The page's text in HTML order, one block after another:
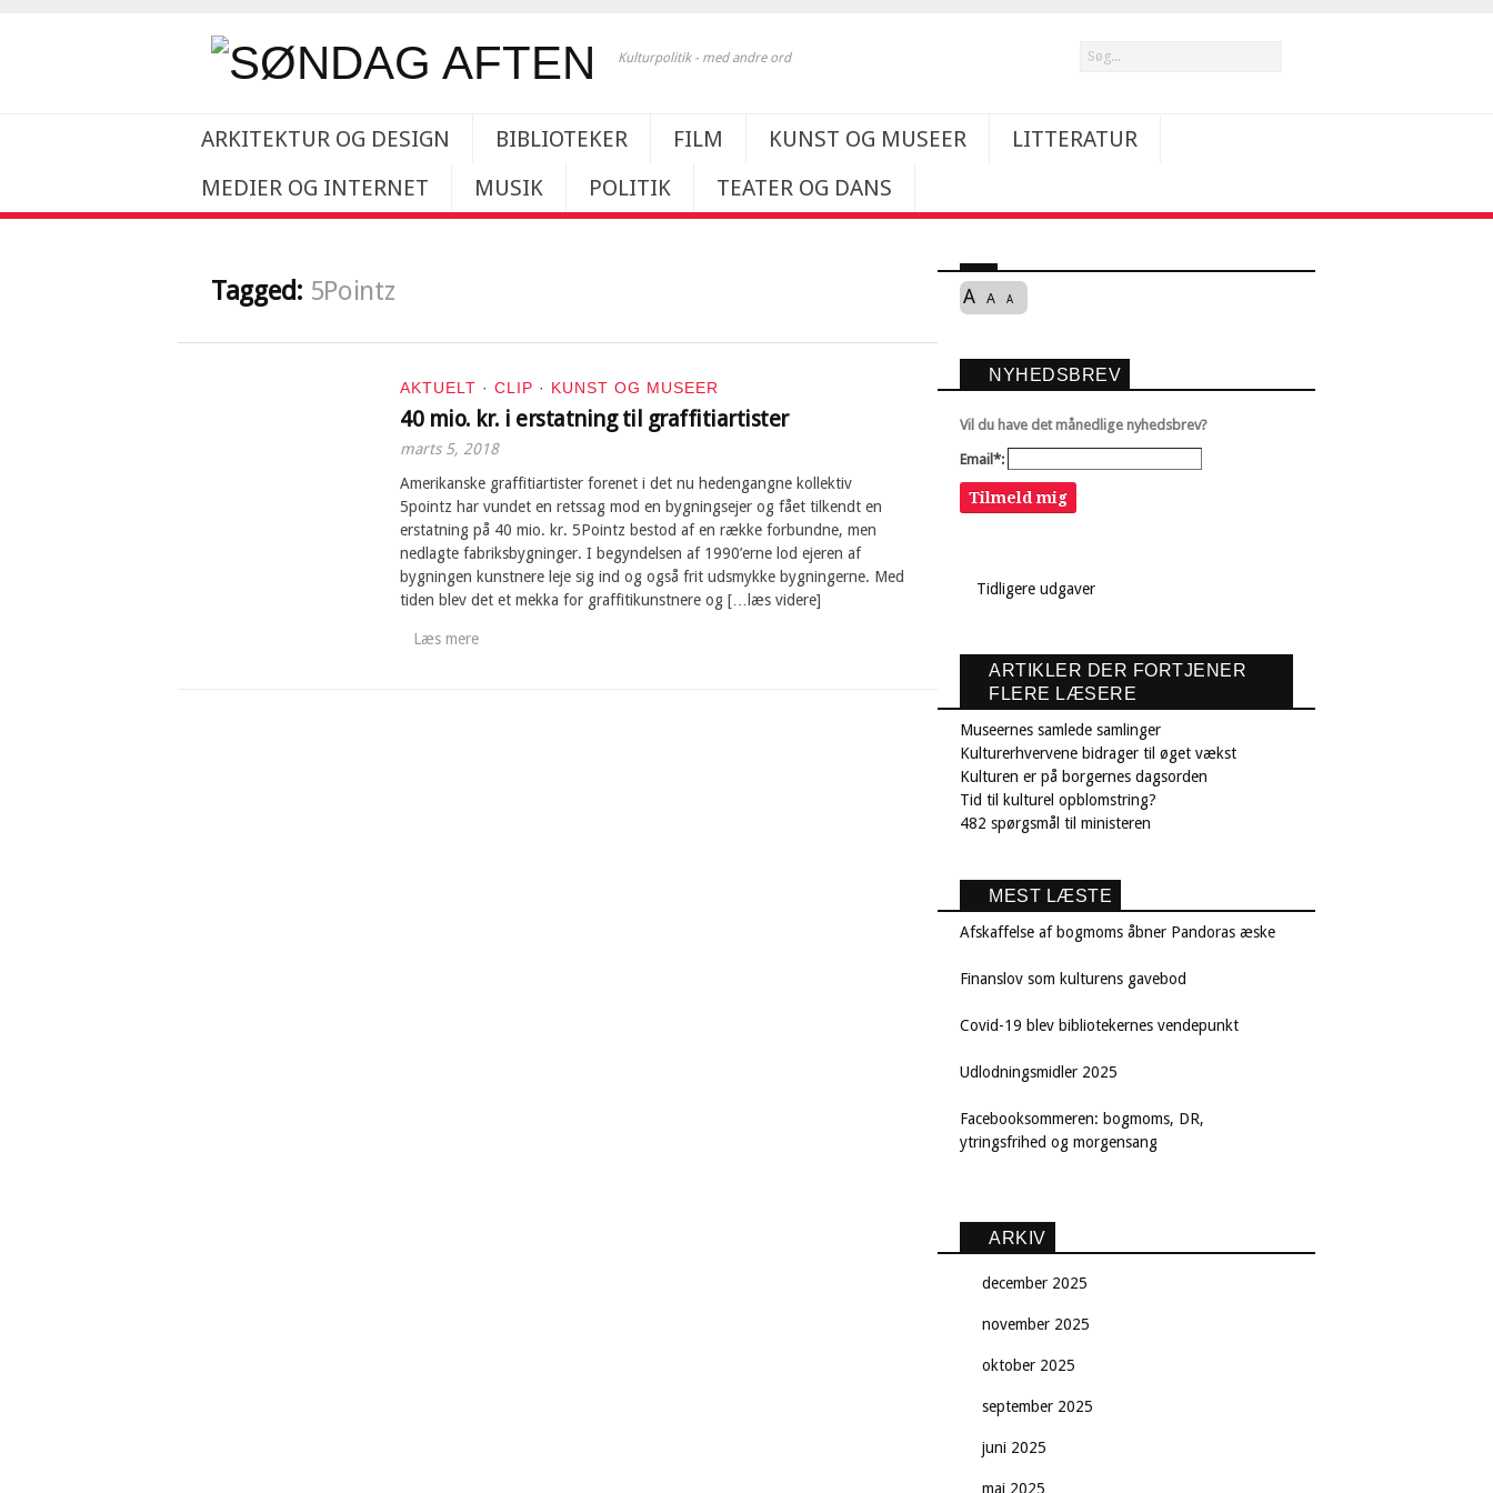
Kulturpolitik - med andre ord
ARKITEKTUR OG DESIGN BIBLIOTEKER FILM KUNST OG MUSEER
LITTERATUR
MEDIER OG INTERNET
MUSIK POLITIK TEATER OG DANS
Tagged: 5Pointz
AKTUELT · CLIP · KUNST OG MUSEER
40 mio. kr. i erstatning til graffitiartister
marts 5, 2018
Amerikanske graffitiartister forenet i det nu hedengangne kollektiv
5pointz har vundet en retssag mod en bygningsejer og fået tilkendt en
erstatning på 40 mio. kr. 5Pointz bestod af en række forbundne, men
nedlagte fabriksbygninger. I begyndelsen af 1990’erne lod ejeren af
bygningen kunstnere leje sig ind og også frit udsmykke bygningerne. Med
tiden blev det et mekka for graffitikunstnere og […læs videre]
Læs mere
A A A
NYHEDSBREV
Vil du have det månedlige nyhedsbrev?
Email*:
Tilmeld mig
Tidligere udgaver
ARTIKLER DER FORTJENER
FLERE LÆSERE
Museernes samlede samlinger
Kulturerhvervene bidrager til øget vækst
Kulturen er på borgernes dagsorden
Tid til kulturel opblomstring?
482 spørgsmål til ministeren
MEST LÆSTE
Afskaffelse af bogmoms åbner Pandoras æske
Finanslov som kulturens gavebod
Covid-19 blev bibliotekernes vendepunkt
Udlodningsmidler 2025
Facebooksommeren: bogmoms, DR,
ytringsfrihed og morgensang
ARKIV
december 2025
november 2025
oktober 2025
september 2025
juni 2025
maj 2025